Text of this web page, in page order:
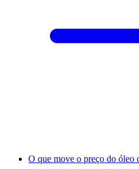
O que move o preço do óleo